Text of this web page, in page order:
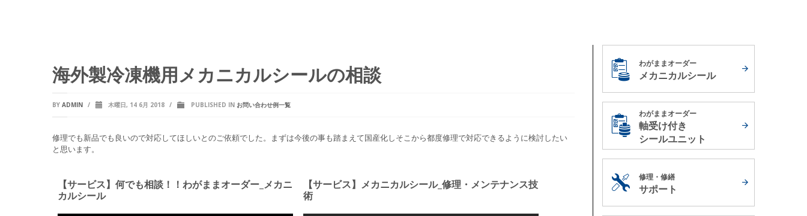
海外製冷凍機用メカニカルシールの相談
BY ADMIN / 木曜日, 14 6月 2018 / PUBLISHED IN お問い合わせ例一覧
修理でも新品でも良いので対応してほしいとのご依頼でした。まずは今後の事も踏まえて国産化しそこから都度修理で対応できるように検討したい
と思います。
【サービス】何でも相談！！わがままオーダー_メカニ
カルシール
【サービス】メカニカルシール_修理・メンテナンス技
術
わがままオーダー
メカニカルシール
わがままオーダー
軸受け付き
シールユニット
修理・修繕
サポート